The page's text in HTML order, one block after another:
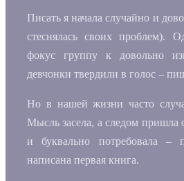
Писать я начала случайно и
стеснялась своих проблем).
фокус группу к довольно
девчонки твердили в голос –
Но в нашей жизни часто
Мысль засела, а следом пришла
и буквально потребовала
написана первая книга.